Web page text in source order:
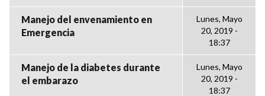
Manejo del envenamiento en
Emergencia
Lunes, Mayo
20, 2019 -
18:37
Manejo de la diabetes durante
el embarazo
Lunes, Mayo
20, 2019 -
18:37